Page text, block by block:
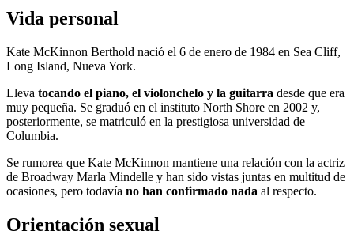
Vida personal
Kate McKinnon Berthold nació el 6 de enero de 1984 en Sea Cliff,
Long Island, Nueva York.
Lleva tocando el piano, el violonchelo y la guitarra desde que era
muy pequeña. Se graduó en el instituto North Shore en 2002 y,
posteriormente, se matriculó en la prestigiosa universidad de
Columbia.
Se rumorea que Kate McKinnon mantiene una relación con la actriz
de Broadway Marla Mindelle y han sido vistas juntas en multitud de
ocasiones, pero todavía no han confirmado nada al respecto.
Orientación sexual